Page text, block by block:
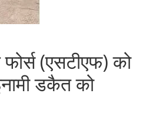
(एसटीएफ) को
डकैत को